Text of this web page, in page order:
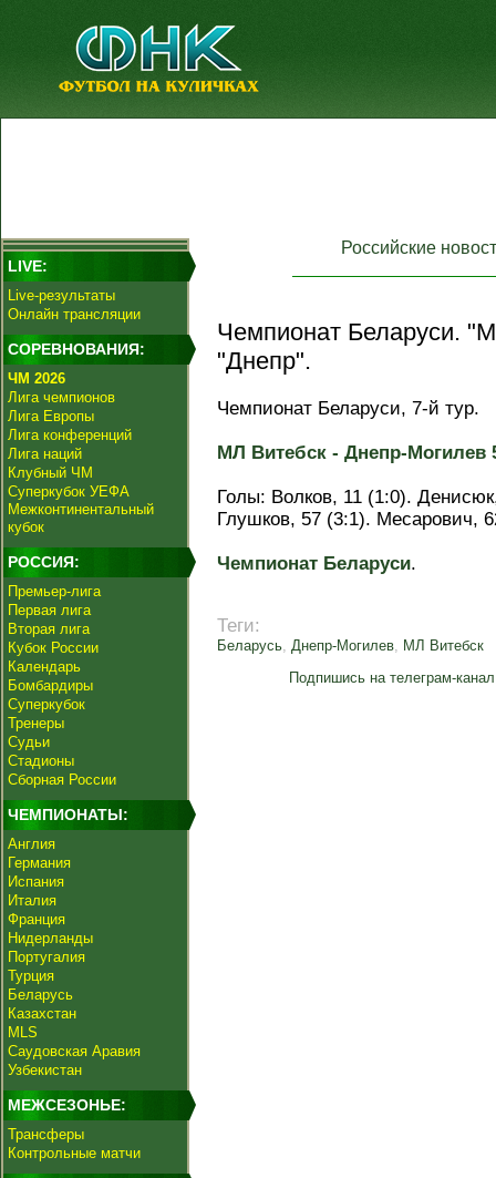
LIVE:
Live-результаты
Онлайн трансляции
СОРЕВНОВАНИЯ:
ЧМ 2026
Лига чемпионов
Лига Европы
Лига конференций
Лига наций
Клубный ЧМ
Суперкубок УЕФА
Межконтинентальный
кубок
РОССИЯ:
Премьер-лига
Первая лига
Вторая лига
Кубок России
Календарь
Бомбардиры
Суперкубок
Тренеры
Судьи
Стадионы
Сборная России
ЧЕМПИОНАТЫ:
Англия
Германия
Испания
Италия
Франция
Нидерланды
Португалия
Турция
Беларусь
Казахстан
MLS
Саудовская Аравия
Узбекистан
МЕЖСЕЗОНЬЕ:
Трансферы
Контрольные матчи
Российские
Чемпионат Беларуси.
"Днепр".
Чемпионат Беларуси, 7-й тур.
МЛ Витебск - Днепр-Могилев
Голы: Волков, 11 (1:0).
Глушков, 57 (3:1). Месарович,
Чемпионат Беларуси.
Теги:
Беларусь, Днепр-Могилев, МЛ Витебск
Подпишись на телеграм-